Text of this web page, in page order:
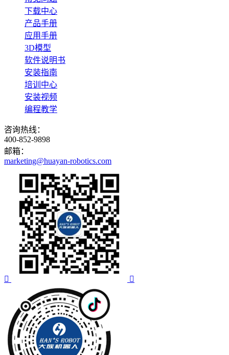
下载中心
产品手册
应用手册
3D模型
软件说明书
安装指南
培训中心
安装视频
编程教学
咨询热线：
400-852-9898
邮箱：
marketing@huayan-robotics.com